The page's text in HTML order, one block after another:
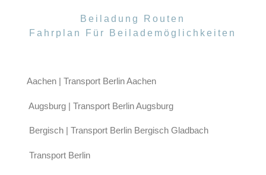
Beiladung Routen
Fahrplan Für Beilademöglichkeiten
Aachen | Transport Berlin Aachen
Augsburg | Transport Berlin Augsburg
Bergisch | Transport Berlin Bergisch Gladbach
Transport Berlin